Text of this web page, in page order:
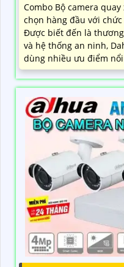
Combo Bộ camera
chọn hàng đầu với
Được biết đến là
và hệ thống an ninh,
dùng nhiều ưu điểm